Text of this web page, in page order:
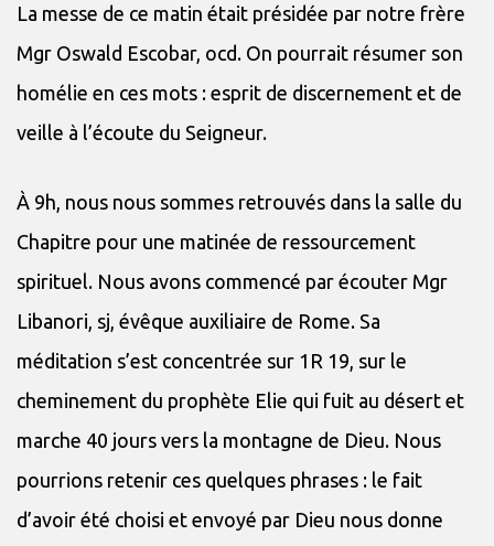
La messe de ce matin était présidée par notre frère
Mgr Oswald Escobar, ocd. On pourrait résumer son
homélie en ces mots : esprit de discernement et de
veille à l’écoute du Seigneur.
À 9h, nous nous sommes retrouvés dans la salle du
Chapitre pour une matinée de ressourcement
spirituel. Nous avons commencé par écouter Mgr
Libanori, sj, évêque auxiliaire de Rome. Sa
méditation s’est concentrée sur 1R 19, sur le
cheminement du prophète Elie qui fuit au désert et
marche 40 jours vers la montagne de Dieu. Nous
pourrions retenir ces quelques phrases : le fait
d’avoir été choisi et envoyé par Dieu nous donne